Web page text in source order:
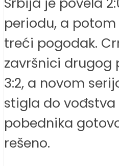
periodu, a
treći pogodak.
završnici drugog
3:2, a novom
stigla do
pobednika
rešeno.